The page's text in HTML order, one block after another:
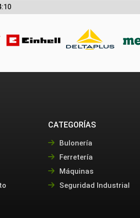
CATEGORÍAS
Bulonería
Ferretería
Máquinas
Seguridad Industrial